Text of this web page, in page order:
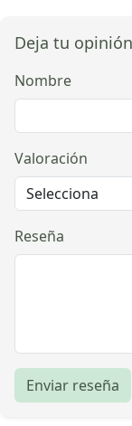
Deja tu
Nombre
Valoración
Reseña
Enviar reseña